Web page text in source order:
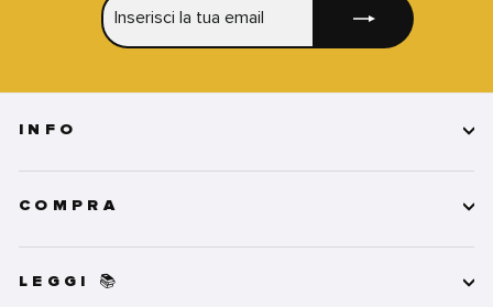
LA
INFO
COMPRA
LEGGI 📚